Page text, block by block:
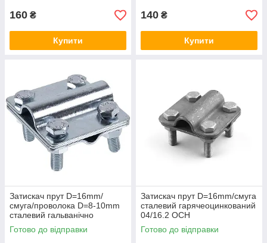
160 ₴
Купити
140 ₴
Купити
Затискач прут D=16mm/
смуга/проволока D=8-10mm
сталевий гальванічно
оцинкований
Готово до відправки
Затискач прут D=16mm/смуга
сталевий гарячеоцинкований
04/16.2 ОСН
Готово до відправки